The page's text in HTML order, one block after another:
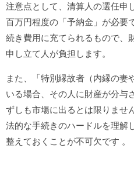
注意点として、清算人の選任申
百万円程度の「予納金」が必要
続き費用に充てられるもので、
申し立て人が負担します。
また、「特別縁故者（内縁の妻
いる場合、その人に財産が分与
ずしも市場に出るとは限りませ
法的な手続きのハードルを理解
整えておくことが不可欠です 。